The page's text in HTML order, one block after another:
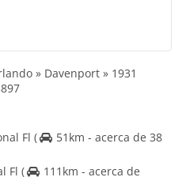
» Davenport » 1931
Fl (
51km - acerca de 38
Fl (
111km - acerca de